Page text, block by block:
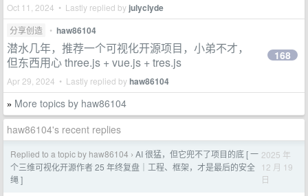
Oct 11, 2024 • Lastly replied by julyclyde
分享创造 • haw86104
潜水几年，推荐一个可视化开源项目，小弟不才，
但东西用心 three.js + vue.js + tres.js
Apr 29, 2024 • Lastly replied byhaw86104
168
» More topics by haw86104
haw86104's recent replies
Replied to a topic by haw86104 › AI 很猛，但它兜不了项目的底 [ 一
个三维可视化开源作者 25 年终复盘｜工程、框架，才是最后的安全
绳 ]
2025 年
12 月 19
日